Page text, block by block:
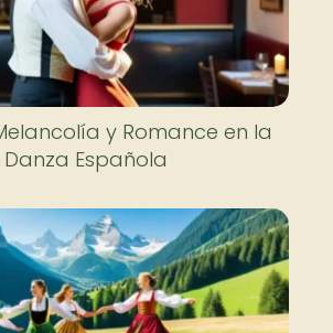
y Romance en la
Danza Española